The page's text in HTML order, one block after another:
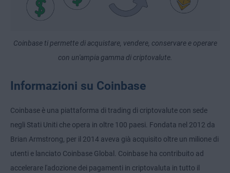
Coinbase ti permette di acquistare, vendere, conservare e operare
con un'ampia gamma di criptovalute.
Informazioni su Coinbase
Coinbase è una piattaforma di trading di criptovalute con sede
negli Stati Uniti che opera in oltre 100 paesi. Fondata nel 2012 da
Brian Armstrong, per il 2014 aveva già acquisito oltre un milione di
utenti e lanciato Coinbase Global. Coinbase ha contribuito ad
accelerare l'adozione dei pagamenti in criptovaluta in tutto il